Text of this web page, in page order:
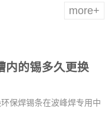
more+
内的锡多久更换
保焊锡条在波峰焊专用中